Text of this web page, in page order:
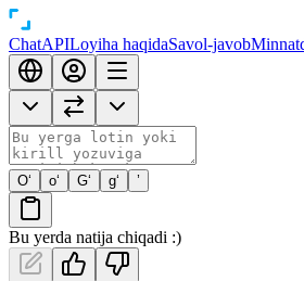
ChatAPILoyiha haqidaSavol-javob
O‘ o‘ G‘ g‘ ’
Bu yerda natija chiqadi :)